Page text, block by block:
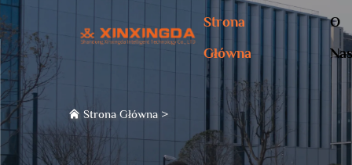
Strona
Główna
O
Strona Główna >